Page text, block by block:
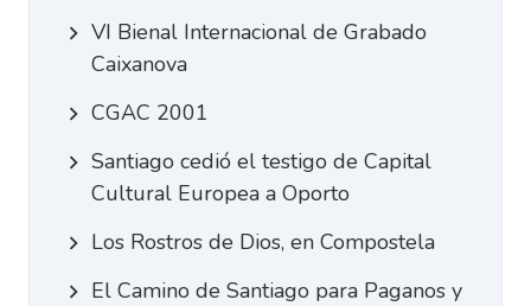
VI Bienal Internacional de Grabado
Caixanova
CGAC 2001
Santiago cedió el testigo de Capital
Cultural Europea a Oporto
Los Rostros de Dios, en Compostela
El Camino de Santiago para Paganos y